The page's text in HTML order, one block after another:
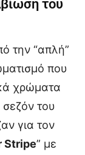
του
την “απλή”
που
χρώματα
του
για τον
Stripe” με